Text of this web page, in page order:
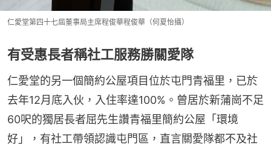
仁愛堂第四十七屆董事局主席程俊華程俊華（何夏怡攝）
有受惠長者稱社工服務勝關愛隊
仁愛堂的另一個簡約公屋項目位於屯門青福里，已於
去年12月底入伙，入住率達100%。曾居於新蒲崗不足
60呎的獨居長者屈先生讚青福里簡約公屋「環境
好」，有社工帶領認識屯門區，直言關愛隊都不及社